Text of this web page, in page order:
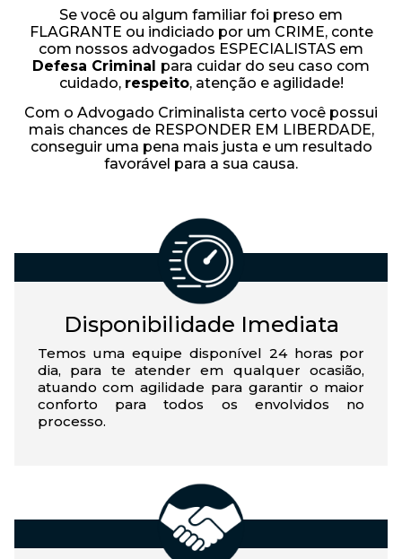
Se você ou algum familiar foi preso em
FLAGRANTE ou indiciado por um CRIME, conte
com nossos advogados ESPECIALISTAS em
Defesa Criminal para cuidar do seu caso com
cuidado, respeito, atenção e agilidade!
Com o Advogado Criminalista certo você possui
mais chances de RESPONDER EM LIBERDADE,
conseguir uma pena mais justa e um resultado
favorável para a sua causa.
Disponibilidade Imediata
Temos uma equipe disponível 24 horas por
dia, para te atender em qualquer ocasião,
atuando com agilidade para garantir o maior
conforto para todos os envolvidos no
processo.